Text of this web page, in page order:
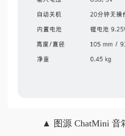
▲ 图源 ChatMini 音